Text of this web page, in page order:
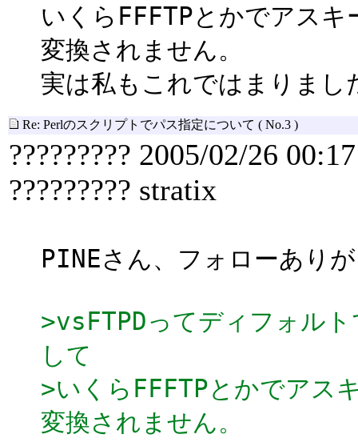
いくらFFFTPとかでアス
変換されません。
実は私もこれではまりま
Re: Perlのスクリプトでパス指定について ( No.3 )
????????? 2005/02/26 00:17
????????? stratix
PINEさん、フォローあり
>vsFTPDってディフォル
して
>いくらFFFTPとかでアス
変換されません。